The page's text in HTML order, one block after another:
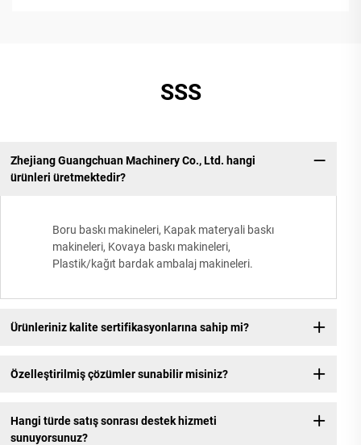
SSS
Zhejiang Guangchuan Machinery Co., Ltd. hangi
ürünleri üretmektedir?
Boru baskı makineleri, Kapak materyali baskı
makineleri, Kovaya baskı makineleri,
Plastik/kağıt bardak ambalaj makineleri.
Ürünleriniz kalite sertifikasyonlarına sahip mi?
Özelleştirilmiş çözümler sunabilir misiniz?
Hangi türde satış sonrası destek hizmeti
sunuyorsunuz?